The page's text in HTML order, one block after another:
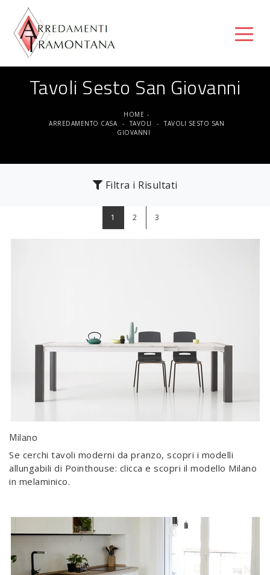
Tavoli Sesto San Giovanni
HOME -
ARREDAMENTO CASA
- TAVOLI -
TAVOLI SESTO SAN
GIOVANNI
Filtra i Risultati
1 2 3
Milano
Se cerchi tavoli moderni da pranzo, scopri i modelli
allungabili di Pointhouse: clicca e scopri il modello Milano
in melaminico.